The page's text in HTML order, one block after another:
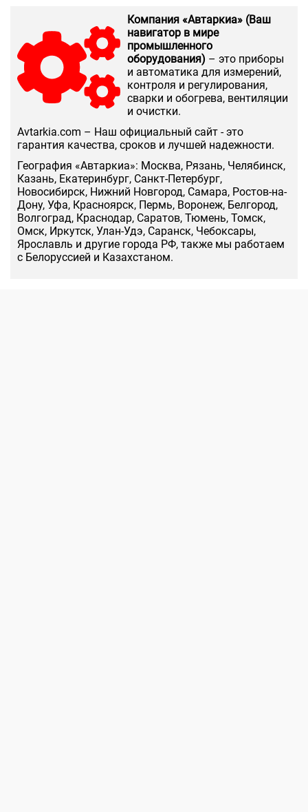
Компания «Автаркиа» (Ваш
навигатор в мире
промышленного
оборудования) – это приборы
и автоматика для измерений,
контроля и регулирования,
сварки и обогрева, вентиляции
и очистки.
Аvtarkia.com – Наш официальный сайт - это
гарантия качества, сроков и лучшей надежности.
География «Автаркиа»: Москва, Рязань, Челябинск,
Казань, Екатеринбург, Санкт-Петербург,
Новосибирск, Нижний Новгород, Самара, Ростов-на-
Дону, Уфа, Красноярск, Пермь, Воронеж, Белгород,
Волгоград, Краснодар, Саратов, Тюмень, Томск,
Омск, Иркутск, Улан-Удэ, Саранск, Чебоксары,
Ярославль и другие города РФ, также мы работаем
с Белоруссией и Казахстаном.